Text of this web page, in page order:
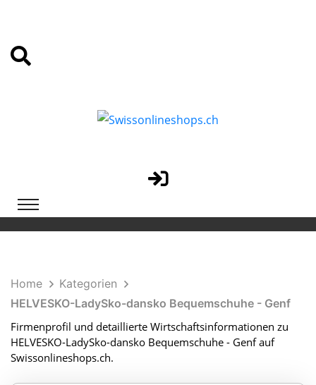
Home
Kategorien
HELVESKO-LadySko-dansko Bequemschuhe - Genf
Firmenprofil und detaillierte Wirtschaftsinformationen zu
HELVESKO-LadySko-dansko Bequemschuhe - Genf auf
Swissonlineshops.ch.